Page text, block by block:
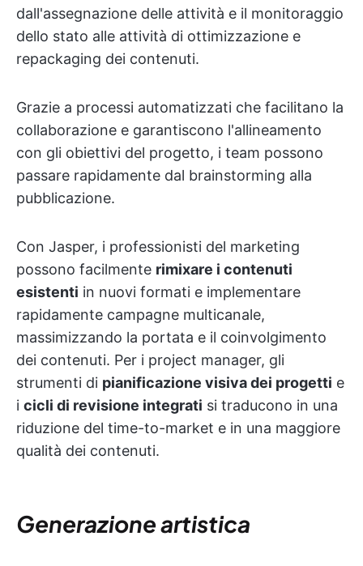
dall'assegnazione delle attività e il monitoraggio
dello stato alle attività di ottimizzazione e
repackaging dei contenuti.
Grazie a processi automatizzati che facilitano la
collaborazione e garantiscono l'allineamento
con gli obiettivi del progetto, i team possono
passare rapidamente dal brainstorming alla
pubblicazione.
Con Jasper, i professionisti del marketing
possono facilmente rimixare i contenuti
esistenti in nuovi formati e implementare
rapidamente campagne multicanale,
massimizzando la portata e il coinvolgimento
dei contenuti. Per i project manager, gli
strumenti di pianificazione visiva dei progetti e
i cicli di revisione integrati si traducono in una
riduzione del time-to-market e in una maggiore
qualità dei contenuti.
Generazione artistica